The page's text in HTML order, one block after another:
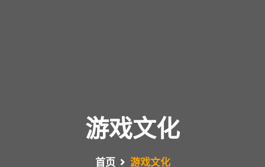
游戏文化
首页 游戏文化